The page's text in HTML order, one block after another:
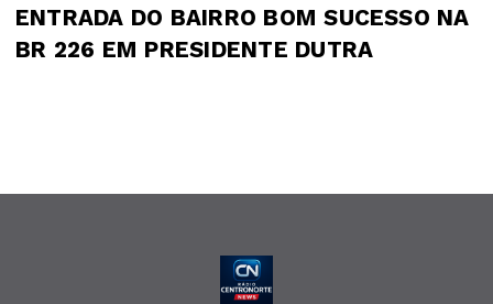
ENTRADA DO BAIRRO BOM SUCESSO NA
BR 226 EM PRESIDENTE DUTRA